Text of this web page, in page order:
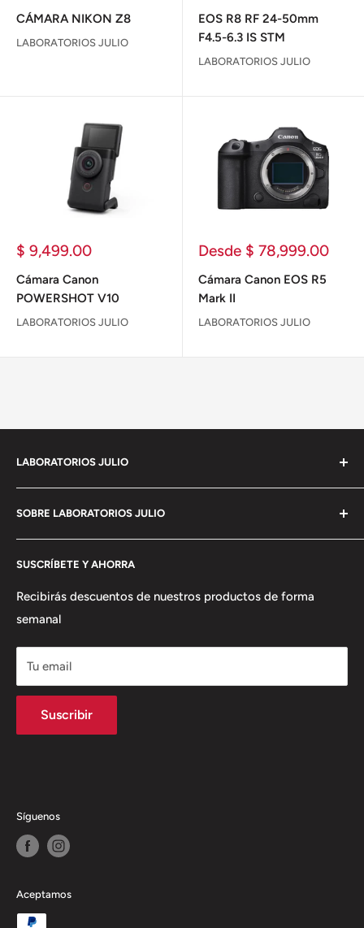
venta
CÁMARA NIKON Z8
LABORATORIOS JULIO
venta
EOS R8 RF 24-50mm
F4.5-6.3 IS STM
LABORATORIOS JULIO
Precio
venta
$ 9,499.00
Cámara Canon
POWERSHOT V10
LABORATORIOS JULIO
Precio
venta
Desde $ 78,999.00
Cámara Canon EOS R5
Mark II
LABORATORIOS JULIO
LABORATORIOS JULIO
experiencia en
el mercado de imágenes y con la mas moderna
estructura como comercializadora de
SOBRE LABORATORIOS JULIO
Política de privacidad
Términos del Servicio
Política de envío
Política de Reembolso
SUSCRÍBETE Y AHORRA
Recibirás descuentos de nuestros productos de forma
semanal
Tu email
Suscribir
Síguenos
Aceptamos